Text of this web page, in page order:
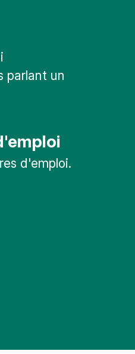
parlant un
d'emploi.